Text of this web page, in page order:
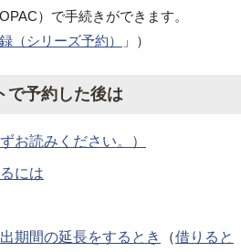
）で手続きができます。
（シリーズ予約） 」）
で予約した後は
ずお読みください。）
には
期間の延長をするとき （借りると